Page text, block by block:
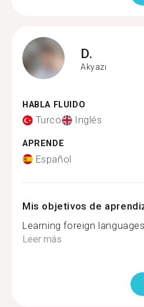
D.
Akyazı
HABLA FLUIDO
Turco Inglés
APRENDE
Español
Mis objetivos de
Learning foreign
Leer más